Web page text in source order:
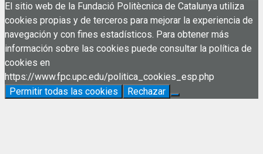
El sitio web de la Fundació Politècnica de Catalunya utiliza
cookies propias y de terceros para mejorar la experiencia de
navegación y con fines estadísticos. Para obtener más
información sobre las cookies puede consultar la política de
cookies en
https://www.fpc.upc.edu/politica_cookies_esp.php
Permitir todas las cookies
Rechazar